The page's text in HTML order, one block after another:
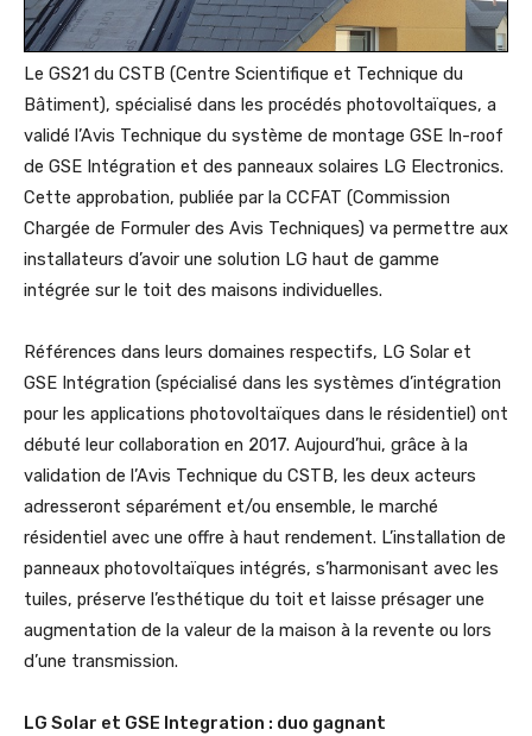
Le GS21 du CSTB (Centre Scientifique et Technique du
Bâtiment), spécialisé dans les procédés photovoltaïques, a
validé l’Avis Technique du système de montage GSE In-roof
de GSE Intégration et des panneaux solaires LG Electronics.
Cette approbation, publiée par la CCFAT (Commission
Chargée de Formuler des Avis Techniques) va permettre aux
installateurs d’avoir une solution LG haut de gamme
intégrée sur le toit des maisons individuelles.
Références dans leurs domaines respectifs, LG Solar et
GSE Intégration (spécialisé dans les systèmes d’intégration
pour les applications photovoltaïques dans le résidentiel) ont
débuté leur collaboration en 2017. Aujourd’hui, grâce à la
validation de l’Avis Technique du CSTB, les deux acteurs
adresseront séparément et/ou ensemble, le marché
résidentiel avec une offre à haut rendement. L’installation de
panneaux photovoltaïques intégrés, s’harmonisant avec les
tuiles, préserve l’esthétique du toit et laisse présager une
augmentation de la valeur de la maison à la revente ou lors
d’une transmission.
LG Solar et GSE Integration : duo gagnant